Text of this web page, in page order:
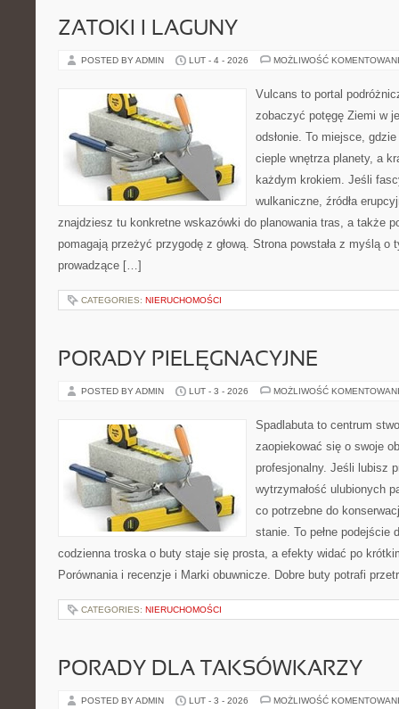
ZATOKI I LAGUNY
POSTED BY ADMIN LUT - 4 - 2026 MOŻLIWOŚĆ
Vulcans to portal
zobaczyć potęgę Ziemi w
odsłonie. To miejsce,
cieple wnętrza planety, a
każdym krokiem. Jeśli
wulkaniczne, źródła
znajdziesz tu konkretne wskazówki do planowania tras, a także
pomagają przeżyć przygodę z głową. Strona powstała z myślą
prowadzące […]
CATEGORIES: NIERUCHOMOŚCI
PORADY PIELĘGNACYJNE
POSTED BY ADMIN LUT - 3 - 2026 MOŻLIWOŚĆ
Spadlabuta to centrum
zaopiekować się o swoje
profesjonalny. Jeśli lubisz
wytrzymałość ulubionych
co potrzebne do
stanie. To pełne podejście
codzienna troska o buty staje się prosta, a efekty widać po
Porównania i recenzje i Marki obuwnicze. Dobre buty potrafi
CATEGORIES: NIERUCHOMOŚCI
PORADY DLA TAKSÓWKARZY
POSTED BY ADMIN LUT - 3 - 2026 MOŻLIWOŚĆ